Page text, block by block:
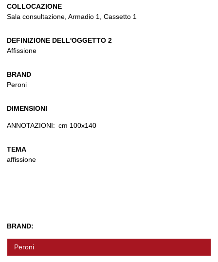
COLLOCAZIONE
Sala consultazione, Armadio 1, Cassetto 1
DEFINIZIONE DELL'OGGETTO 2
Affissione
BRAND
Peroni
DIMENSIONI
ANNOTAZIONI: cm 100x140
TEMA
affissione
BRAND:
Peroni